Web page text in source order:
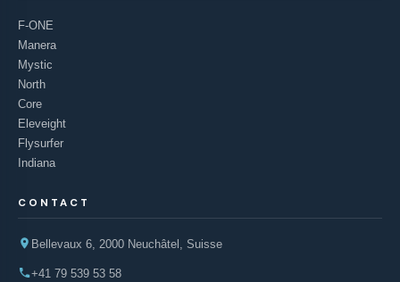
F-ONE
Manera
Mystic
North
Core
Eleveight
Flysurfer
Indiana
CONTACT
Bellevaux 6, 2000 Neuchâtel, Suisse
+41 79 539 53 58